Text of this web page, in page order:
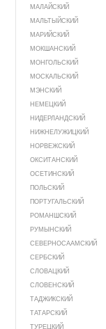
МАЛАЙСКИЙ
МАЛЬТЫЙСКИЙ
МАРИЙСКИЙ
МОКШАНСКИЙ
МОНГОЛЬСКИЙ
МОСКАЛЬСКИЙ
МЭНСКИЙ
НЕМЕЦКИЙ
НИДЕРЛАНДСКИЙ
НИЖНЕЛУЖИЦКИЙ
НОРВЕЖСКИЙ
ОКСИТАНСКИЙ
ОСЕТИНСКИЙ
ПОЛЬСКИЙ
ПОРТУГАЛЬСКИЙ
РОМАНШСКИЙ
РУМЫНСКИЙ
СЕВЕР­НО­СА­АМ­СКИЙ
СЕРБСКИЙ
СЛОВАЦКИЙ
СЛОВЕНСКИЙ
ТАДЖИКСКИЙ
ТАТАРСКИЙ
ТУРЕЦКИЙ